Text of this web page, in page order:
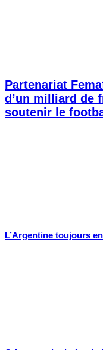
Partenariat
d’un milliard de
soutenir le
L’Argentine toujours